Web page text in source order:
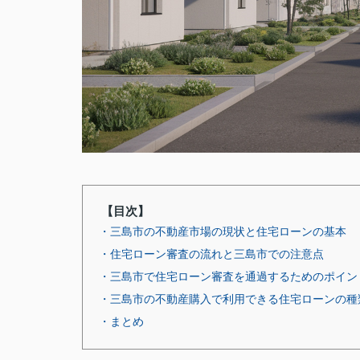
【目次】
・三島市の不動産市場の現状と住宅ローンの基本
・住宅ローン審査の流れと三島市での注意点
・三島市で住宅ローン審査を通過するためのポイン
・三島市の不動産購入で利用できる住宅ローンの種
・まとめ